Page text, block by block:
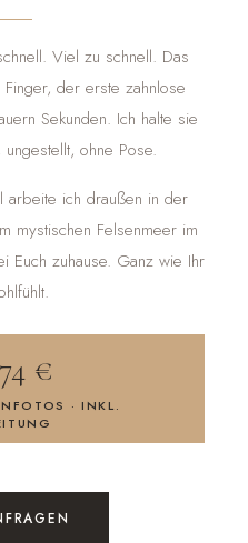
Viel zu schnell. Das
der erste zahnlose
Sekunden. Ich halte sie
ohne Pose.
arbeite ich draußen in der
mystischen Felsenmeer im
Euch zuhause. Ganz wie Ihr
€
· INKL.